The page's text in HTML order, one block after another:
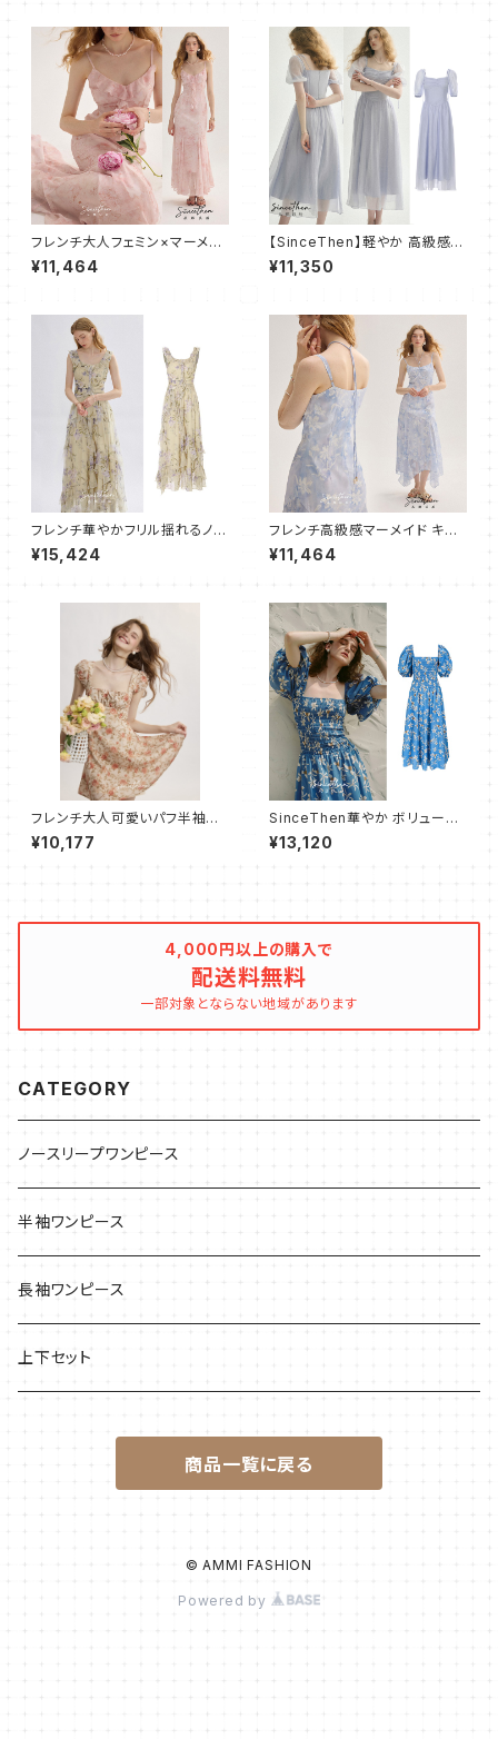
フレンチ大人フェミン×マーメイ
ド キャミワンピース フレア
¥11,464
【SinceThen】軽やか 高級感
パフ マキシ丈 ワンピース ドレス
¥11,350
フレンチ華やかフリル揺れるノー
スリープワンピース ロング
¥15,424
フレンチ高級感マーメイド キャ
ミワンピース フレア ロング
¥11,464
フレンチ大人可愛いパフ半袖ワ
ンピース ショート スリム
¥10,177
SinceThen華やか ボリューム
ふんわり ワンピース バブスリー
プ
¥13,120
4,000円以上の購入で
配送料無料
一部対象とならない地域があります
CATEGORY
ノースリープワンピース
半袖ワンピース
長袖ワンピース
上下セット
商品一覧に戻る
© AMMI FASHION
Powered by